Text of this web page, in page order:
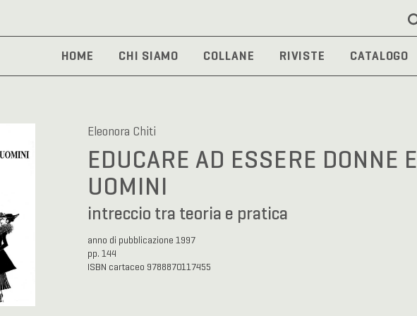
HOME CHI SIAMO COLLANE RIVISTE CATALOGO
Eleonora Chiti
EDUCARE AD ESSERE DONNE E
UOMINI
intreccio tra teoria e pratica
anno di pubblicazione 1997
pp. 144
ISBN cartaceo 9788870117455